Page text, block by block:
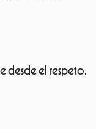
desde el respeto.